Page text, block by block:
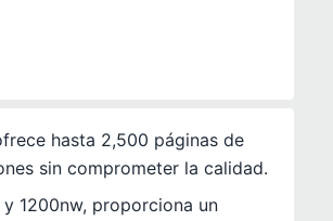
hasta 2,500 páginas de
sin comprometer la calidad.
1200nw, proporciona un